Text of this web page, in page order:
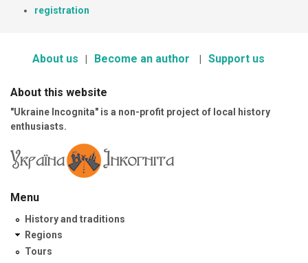
registration
About us Become an author Support us
About this website
"Ukraine Incognita" is a non-profit project of local history
enthusiasts.
Menu
History and traditions
Regions
Tours